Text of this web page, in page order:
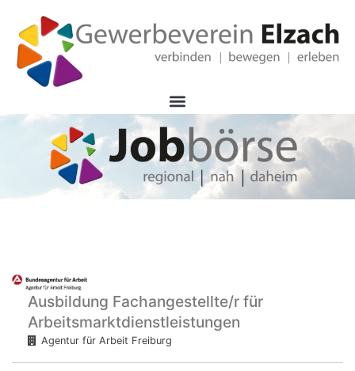
Ausbildung Fachangestellte/r für
Arbeitsmarktdienstleistungen
Agentur für Arbeit Freiburg